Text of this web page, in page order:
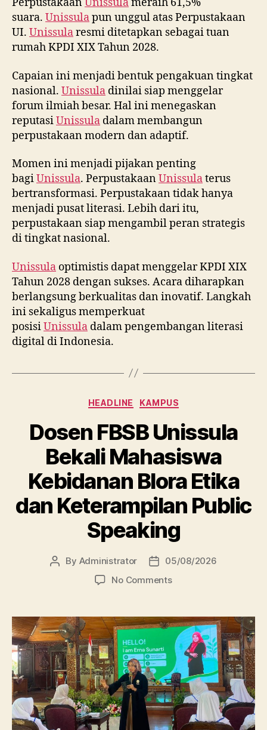
Perpustakaan Unissulameraih 61,5%
suara. Unissulapun unggul atas Perpustakaan
UI. Unissularesmi ditetapkan sebagai tuan
rumah KPDI XIX Tahun 2028.
Capaian ini menjadi bentuk pengakuan tingkat
nasional. Unissula dinilai siap menggelar
forum ilmiah besar. Hal ini menegaskan
reputasiUnissula dalam membangun
perpustakaan modern dan adaptif.
Momen ini menjadi pijakan penting
bagiUnissula. PerpustakaanUnissulaterus
bertransformasi. Perpustakaan tidak hanya
menjadi pusat literasi. Lebih dari itu,
perpustakaan siap mengambil peran strategis
di tingkat nasional.
Unissula optimistis dapat menggelar KPDI XIX
Tahun 2028 dengan sukses. Acara diharapkan
berlangsung berkualitas dan inovatif. Langkah
ini sekaligus memperkuat
posisiUnissula dalam pengembangan literasi
digital di Indonesia.
Categories
HEADLINE KAMPUS
Dosen FBSB Unissula
Bekali Mahasiswa
Kebidanan Blora Etika
dan Keterampilan Public
Speaking
Post
By Administrator
Post
date
05/08/2026
No Commentson
Unissula
Bekali
Mahasiswa
Kebidanan
Blora
Etika
dan
Keterampilan
Public